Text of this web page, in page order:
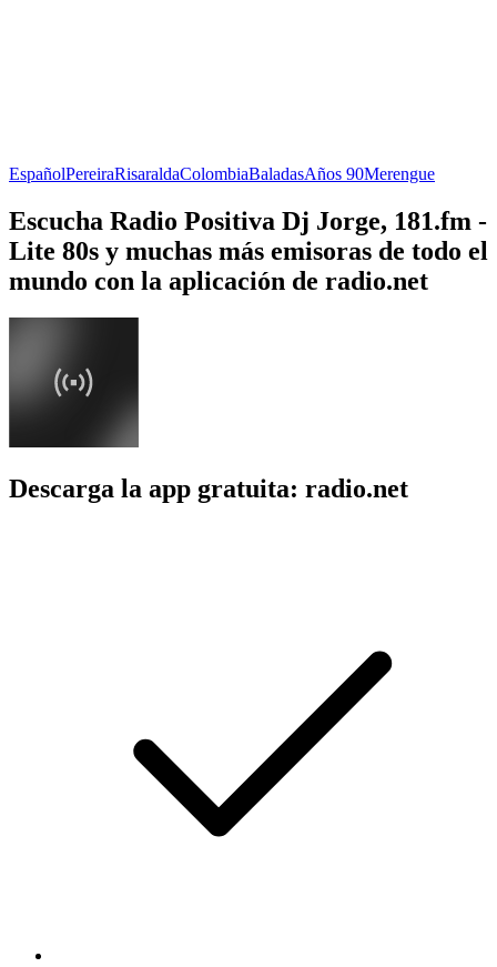
EspañolPereiraRisaraldaColombiaBaladasAños 90Merengue
Escucha Radio Positiva Dj Jorge, 181.fm -
Lite 80s y muchas más emisoras de todo el
mundo con la aplicación de radio.net
Descarga la app gratuita: radio.net